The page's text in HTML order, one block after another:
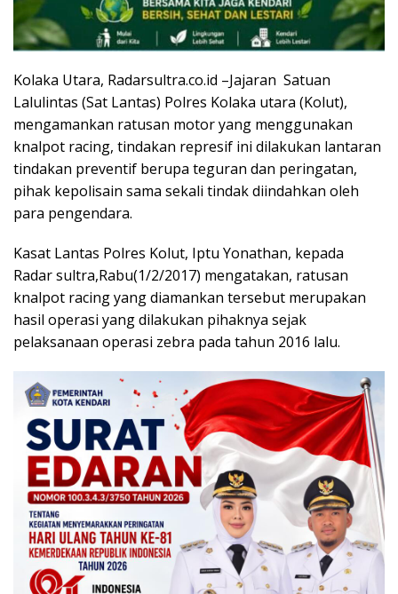
Kolaka Utara, Radarsultra.co.id –Jajaran Satuan
Lalulintas (Sat Lantas) Polres Kolaka utara (Kolut),
mengamankan ratusan motor yang menggunakan
knalpot racing, tindakan represif ini dilakukan lantaran
tindakan preventif berupa teguran dan peringatan,
pihak kepolisain sama sekali tindak diindahkan oleh
para pengendara.
Kasat Lantas Polres Kolut, Iptu Yonathan, kepada
Radar sultra,Rabu(1/2/2017) mengatakan, ratusan
knalpot racing yang diamankan tersebut merupakan
hasil operasi yang dilakukan pihaknya sejak
pelaksanaan operasi zebra pada tahun 2016 lalu.